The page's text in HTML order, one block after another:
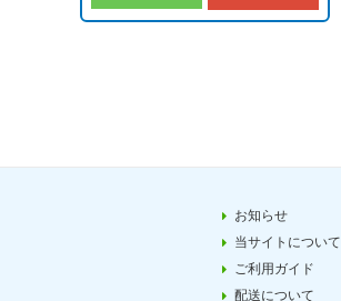
お知らせ
当サイトについて
ご利用ガイド
配送について